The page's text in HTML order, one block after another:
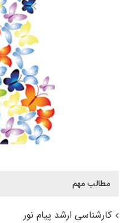
مطالب مهم
کارشناسی ارشد پیام نور